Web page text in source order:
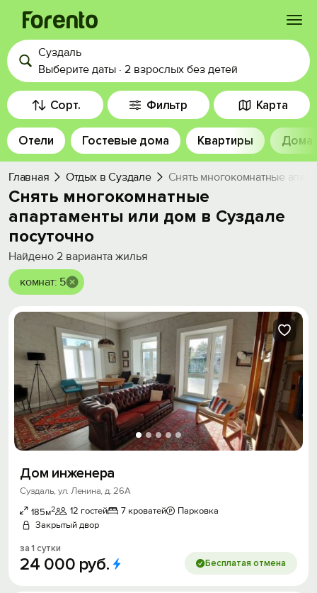
Войти
Избранное
История просмотра
Добавить свой объект
Суздаль
Выберите даты · 2 взрослых без детей
Сорт. Фильтр Карта
Отели Гостевые дома Квартиры Дома
Главная Отдых в Суздале Снять многокомнатные
Снять многокомнатные
апартаменты или дом в Суздале
посуточно
Найдено 2 варианта жилья
комнат: 5
Дом инженера
Суздаль, ул. Ленина, д. 26А
185м2 12 гостей 7 кроватей
Парковка
Закрытый двор
за 1 сутки
24 000 руб. Бесплатая отмена